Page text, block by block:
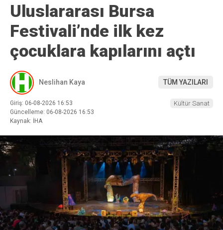
Uluslararası Bursa
Festivali’nde ilk kez
çocuklara kapılarını açtı
Neslihan Kaya TÜM YAZILARI
Giriş: 06-08-2026 16:53
Güncelleme: 06-08-2026 16:53
Kaynak: İHA
Kültür Sanat